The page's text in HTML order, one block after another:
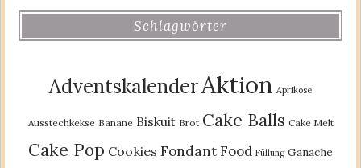
Schlagwörter
AdventskalenderAktion Aprikose
Ausstechkekse Banane Biskuit Brot Cake Balls Cake Melt
Cake Pop Cookies Fondant Food Füllung Ganache